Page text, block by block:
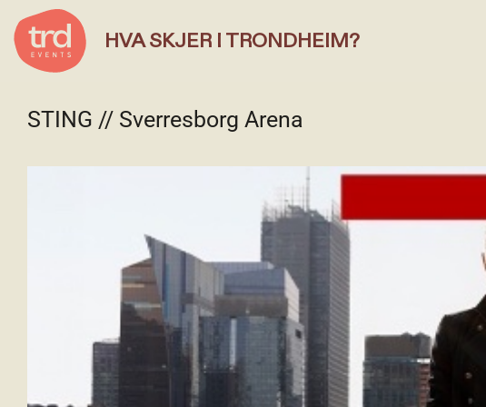
HVA SKJER I TRONDHEIM?
STING // Sverresborg Arena